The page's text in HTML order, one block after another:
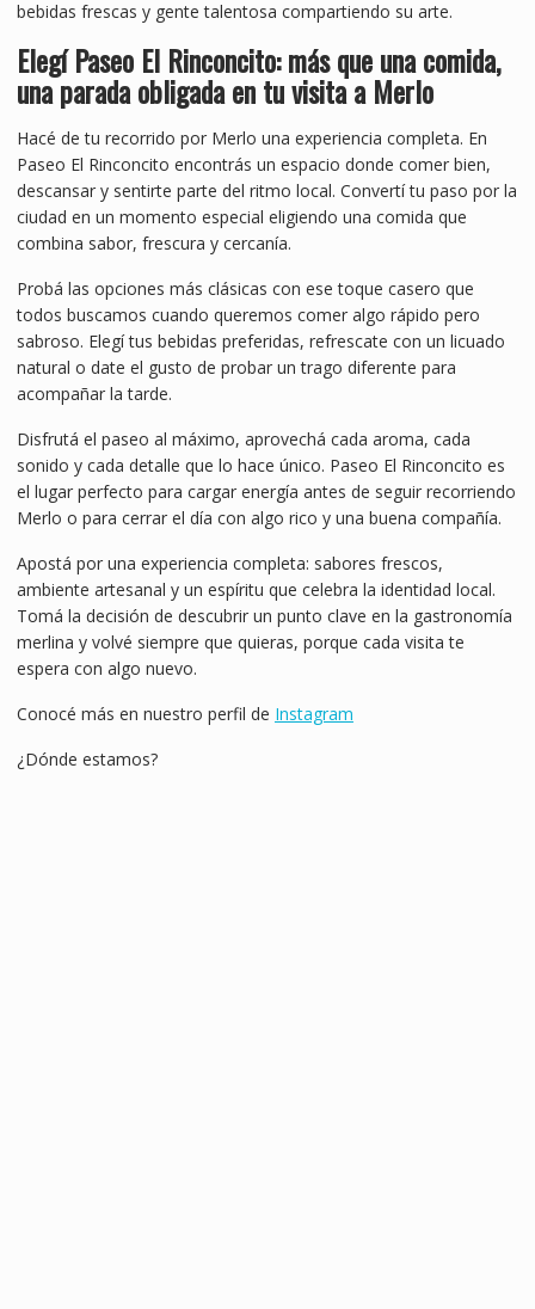
bebidas frescas y gente talentosa compartiendo su arte.
Elegí Paseo El Rinconcito: más que una comida,
una parada obligada en tu visita a Merlo
Hacé de tu recorrido por Merlo una experiencia completa. En
Paseo El Rinconcito encontrás un espacio donde comer bien,
descansar y sentirte parte del ritmo local. Convertí tu paso por la
ciudad en un momento especial eligiendo una comida que
combina sabor, frescura y cercanía.
Probá las opciones más clásicas con ese toque casero que
todos buscamos cuando queremos comer algo rápido pero
sabroso. Elegí tus bebidas preferidas, refrescate con un licuado
natural o date el gusto de probar un trago diferente para
acompañar la tarde.
Disfrutá el paseo al máximo, aprovechá cada aroma, cada
sonido y cada detalle que lo hace único. Paseo El Rinconcito es
el lugar perfecto para cargar energía antes de seguir recorriendo
Merlo o para cerrar el día con algo rico y una buena compañía.
Apostá por una experiencia completa: sabores frescos,
ambiente artesanal y un espíritu que celebra la identidad local.
Tomá la decisión de descubrir un punto clave en la gastronomía
merlina y volvé siempre que quieras, porque cada visita te
espera con algo nuevo.
Conocé más en nuestro perfil de Instagram
¿Dónde estamos?